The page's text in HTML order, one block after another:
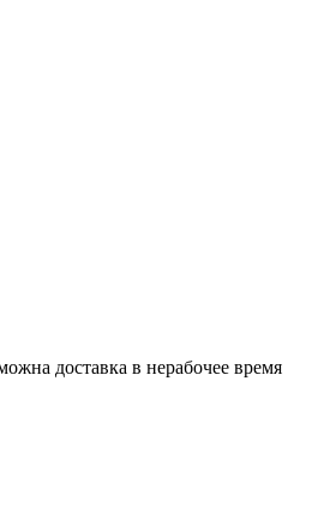
доставка в нерабочее время